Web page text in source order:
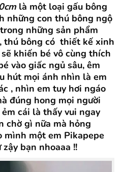
là một loại gấu bông
những con thú bông ngộ
những sản phẩm
thú bông có thiết kế xinh
khiến bé vô cùng thích
vào giấc ngủ sâu, êm
hút mọi ánh nhìn là em
, nhìn em tuy hơi ngáo
đúng hong mọi người
cái là thấy vui ngay
chờ gì nữa mà hỏng
mình một em Pikapepe
bạn nhoaaa !!